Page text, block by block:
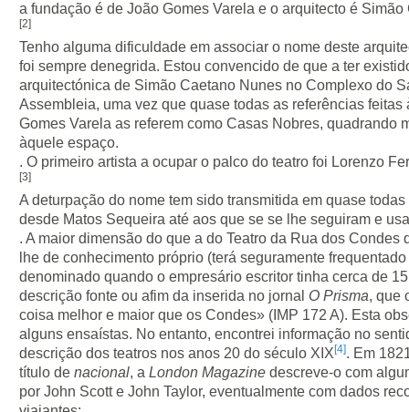
a fundação é de João Gomes Varela e o arquitecto é
[2]
Tenho alguma dificuldade em associar o nome deste
foi sempre denegrida. Estou convencido de que a ter
arquitectónica de Simão Caetano Nunes no Complexo do
Assembleia, uma vez que quase todas as referências
Gomes Varela as referem como Casas Nobres, quadrando
àquele espaço.
. O primeiro artista a ocupar o palco do teatro foi Lorenzo
[3]
A deturpação do nome tem sido transmitida em quase
desde Matos Sequeira até aos que se se lhe seguiram e
. A maior dimensão do que a do Teatro da Rua dos Condes
lhe de conhecimento próprio (terá seguramente
denominado quando o empresário escritor tinha cerca de
descrição fonte ou afim da inserida no jornal O Prisma, que
coisa melhor e maior que os Condes» (IMP 172 A). Esta
alguns ensaístas. No entanto, encontrei informação no
descrição dos teatros nos anos 20 do século XIX [4]. Em
título de nacional, a London Magazine descreve-o com
por John Scott e John Taylor, eventualmente com dados